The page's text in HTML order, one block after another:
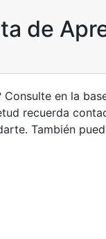
de
Consulte en la
recuerda
También